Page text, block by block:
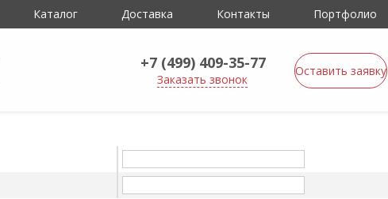
Каталог Доставка Контакты Портфолио
+7 (499) 409-35-77
Заказать звонок
Оставить заявку